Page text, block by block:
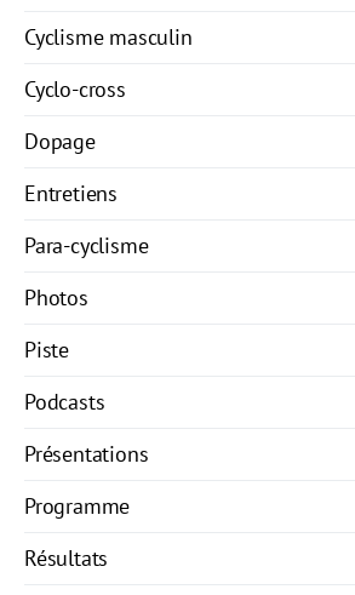
Cyclisme masculin
Cyclo-cross
Dopage
Entretiens
Para-cyclisme
Photos
Piste
Podcasts
Présentations
Programme
Résultats